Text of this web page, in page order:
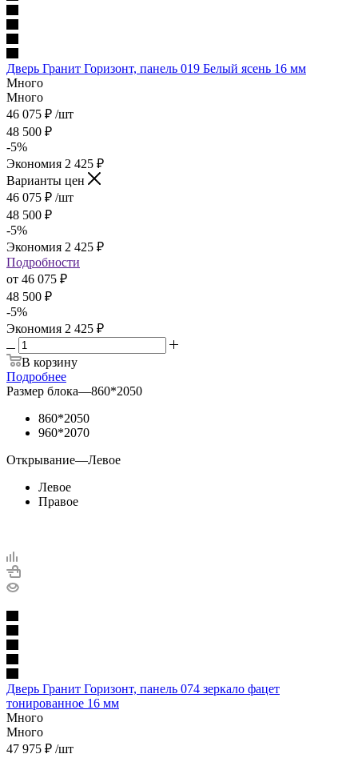
Дверь Гранит Горизонт, панель 019 Белый ясень 16 мм
Много
Много
46 075 ₽ /шт
48 500 ₽
-5%
Экономия 2 425 ₽
Варианты цен
46 075 ₽ /шт
48 500 ₽
-5%
Экономия 2 425 ₽
Подробности
от 46 075 ₽
48 500 ₽
-5%
Экономия 2 425 ₽
В корзину
Подробнее
Размер блока—860*2050
860*2050
960*2070
Открывание—Левое
Левое
Правое
Дверь Гранит Горизонт, панель 074 зеркало фацет
тонированное 16 мм
Много
Много
47 975 ₽ /шт